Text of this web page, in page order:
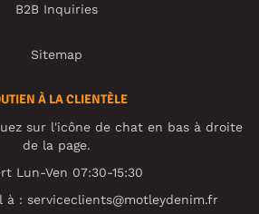
B2B Inquiries
Sitemap
À LA CLIENTÈLE
sur l'icône de chat en bas à droite
de la page.
Lun-Ven 07:30-15:30
à : serviceclients@motleydenim.fr